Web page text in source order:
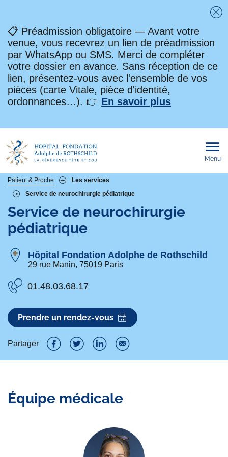
📋 Préadmission obligatoire — Avant votre
venue, vous recevrez un lien de préadmission
par WhatsApp ou SMS. Merci de compléter
votre dossier en avance. Sans réception de ce
lien, présentez-vous avec l'ensemble de vos
pièces (carte Vitale, pièce d'identité,
ordonnances…). 👉 En savoir plus
Menu
Fil
d'Ariane
Patient & Proche
Les services
Service de neurochirurgie pédiatrique
Service de neurochirurgie
pédiatrique
Hôpital Fondation Adolphe de Rothschild
29 rue Manin, 75019 Paris
01.48.03.68.17
Prendre un rendez-vous
Partager
P
r
P
r
P
r
a
g
P
r
a
g
Équipe médicale